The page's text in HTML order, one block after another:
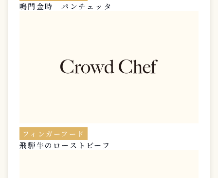
鳴門金時 パンチェッタ
フィンガーフード
飛騨牛のローストビーフ